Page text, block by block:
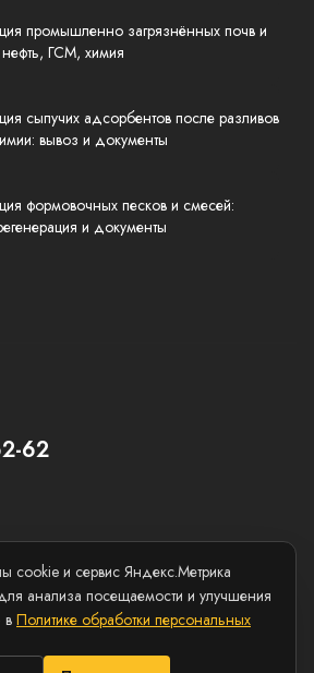
промышленно загрязнённых почв и
нефть, ГСМ, химия
сыпучих адсорбентов после разливов
вывоз и документы
формовочных песков и смесей:
и документы
62
персональных данных
cookie и сервис Яндекс.Метрика
анализа посещаемости и улучшения
в Политике обработки персональных